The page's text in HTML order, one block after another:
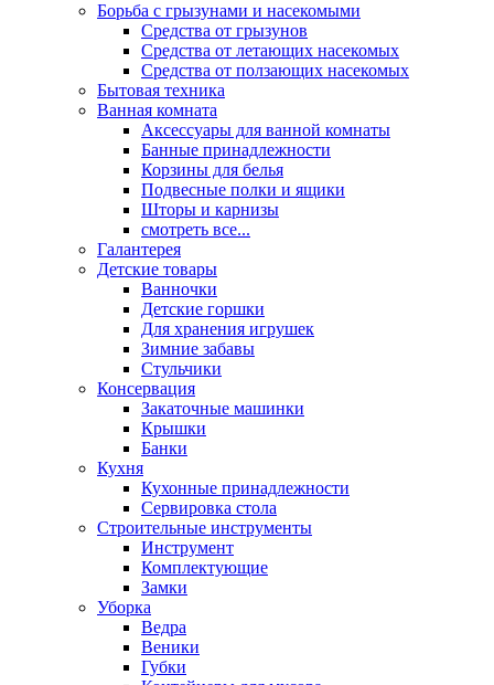
Борьба с грызунами и насекомыми
Средства от грызунов
Средства от летающих насекомых
Средства от ползающих насекомых
Бытовая техника
Ванная комната
Аксессуары для ванной комнаты
Банные принадлежности
Корзины для белья
Подвесные полки и ящики
Шторы и карнизы
смотреть все...
Галантерея
Детские товары
Ванночки
Детские горшки
Для хранения игрушек
Зимние забавы
Стульчики
Консервация
Закаточные машинки
Крышки
Банки
Кухня
Кухонные принадлежности
Сервировка стола
Строительные инструменты
Инструмент
Комплектующие
Замки
Уборка
Ведра
Веники
Губки